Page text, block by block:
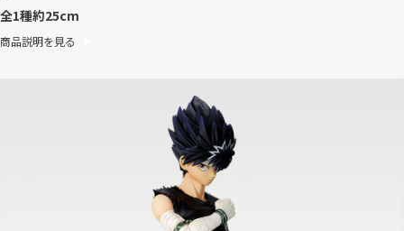
全1種約25cm
商品説明を見る